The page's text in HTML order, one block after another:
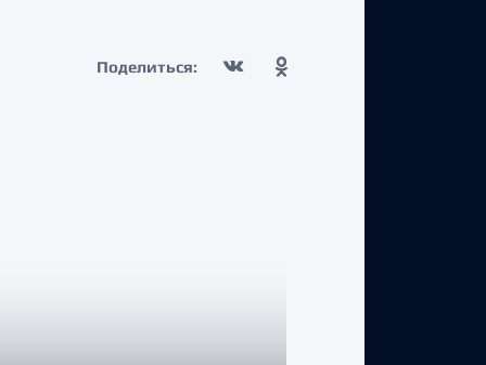
Поделиться: